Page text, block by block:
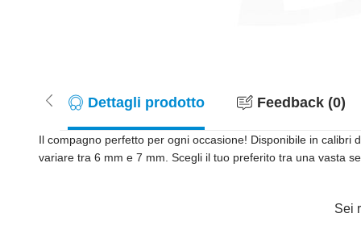
Dettagli prodotto Feedback (0)
Il compagno perfetto per ogni occasione! Disponibile in calibri
variare tra 6 mm e 7 mm. Scegli il tuo preferito tra una vasta
Sei